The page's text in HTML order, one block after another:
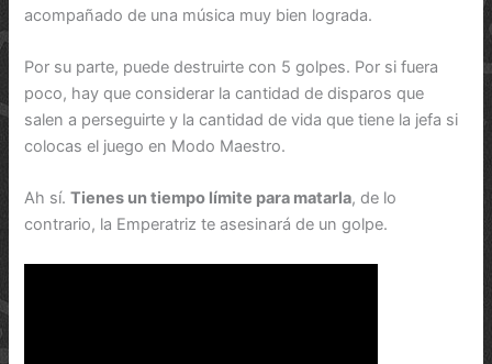
acompañado de una música muy bien lograda.
Por su parte, puede destruirte con 5 golpes. Por si fuera
poco, hay que considerar la cantidad de disparos que
salen a perseguirte y la cantidad de vida que tiene la jefa si
colocas el juego en Modo Maestro.
Ah sí.Tienes un tiempo límite para matarla, de lo
contrario, la Emperatriz te asesinará de un golpe.